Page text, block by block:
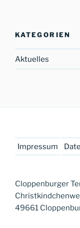
KATEGORIEN
Aktuelles
Impressum
Cloppenburger
49661